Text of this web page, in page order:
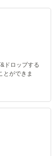
ドロップする
とができま